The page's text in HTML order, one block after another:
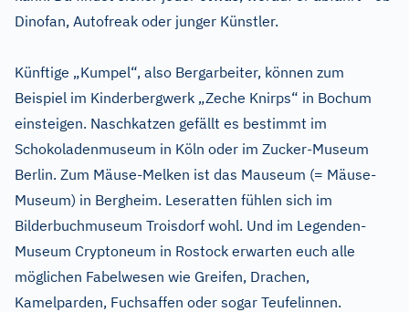
Dinofan, Autofreak oder junger Künstler.
Künftige „Kumpel“, also Bergarbeiter, können zum
Beispiel im Kinderbergwerk „Zeche Knirps“ in Bochum
einsteigen. Naschkatzen gefällt es bestimmt im
Schokoladenmuseum in Köln oder im Zucker-Museum
Berlin. Zum Mäuse-Melken ist das Mauseum (= Mäuse-
Museum) in Bergheim. Leseratten fühlen sich im
Bilderbuchmuseum Troisdorf wohl. Und im Legenden-
Museum Cryptoneum in Rostock erwarten euch alle
möglichen Fabelwesen wie Greifen, Drachen,
Kamelparden, Fuchsaffen oder sogar Teufelinnen.